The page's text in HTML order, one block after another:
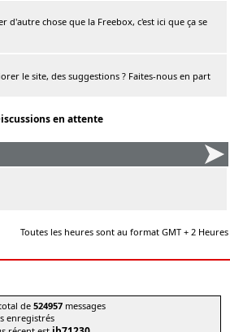
d'autre chose que la Freebox, c'est ici que ça se
le site, des suggestions ? Faites-nous en part
en attente
Toutes les heures sont au format GMT + 2 Heures
de524957 messages
enregistrés